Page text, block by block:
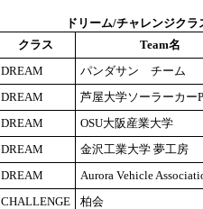
ドリーム/チャレンジク
クラス Team名
DREAM パンダサン チーム
DREAM 芦屋大学ソーラーカー
DREAM OSU大阪産業大学
DREAM 金沢工業大学 夢工房
DREAM Aurora Vehicle
CHALLENGE 柏会